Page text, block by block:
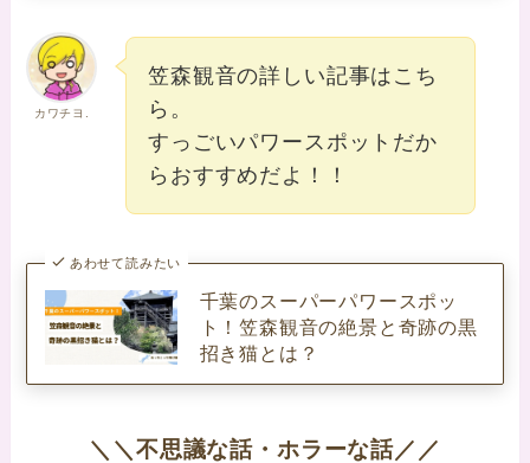
カワチヨ.
笠森観音の詳しい記事はこち
ら。
すっごいパワースポットだか
らおすすめだよ！！
あわせて読みたい
千葉のスーパーパワースポッ
ト！笠森観音の絶景と奇跡の黒
招き猫とは？
＼＼不思議な話・ホラーな話／／